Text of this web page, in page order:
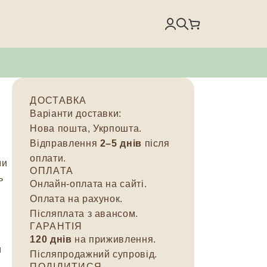
ДОСТАВКА
Варіанти доставки:
Нова пошта, Укрпошта.
Відправлення 2–5 днів після
оплати.
ОПЛАТА
Онлайн-оплата на сайті.
Оплата на рахунок.
Післяплата з авансом.
ГАРАНТІЯ
120 днів на приживлення.
Післяпродажний супровід.